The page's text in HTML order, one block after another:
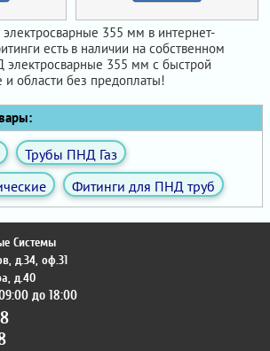
355 мм в интернет-
есть в наличии на собственном
электросварные 355 мм с быстрой
и области без предоплаты!
Трубы ПНД Газ
Фитинги для ПНД труб
Системы
д.34, оф.31
д.40
до 18:00